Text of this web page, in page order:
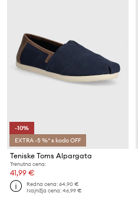
-10%
EXTRA -5 %* s kodo OFF
Teniske Toms Alpargata
Trenutna cena:
41,99 €
Redna cena:64,90 €
Najnižja cena:46,99 €